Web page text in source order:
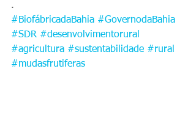
.
#BiofábricadaBahia #GovernodaBahia
#SDR #desenvolvimentorural
#agricultura #sustentabilidade #rural
#mudasfrutiferas